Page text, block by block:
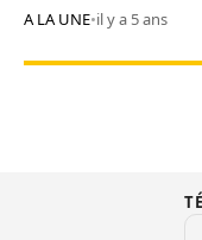
A LA UNE•il y a 5 ans